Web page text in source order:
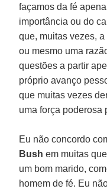
façamos da fé
importância ou do
que, muitas vezes,
ou mesmo uma
questões a partir
próprio avanço
que muitas vezes
uma força poderosa
Eu não concordo
Bushem muitas
um bom marido,
homem de fé. Eu